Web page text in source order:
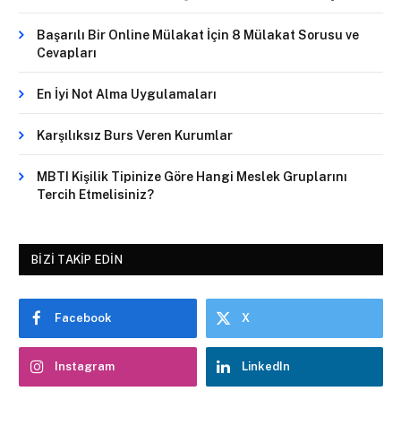
Başarılı Bir Online Mülakat İçin 8 Mülakat Sorusu ve
Cevapları
En İyi Not Alma Uygulamaları
Karşılıksız Burs Veren Kurumlar
MBTI Kişilik Tipinize Göre Hangi Meslek Gruplarını
Tercih Etmelisiniz?
BIZI TAKIP EDIN
Facebook X
Instagram LinkedIn